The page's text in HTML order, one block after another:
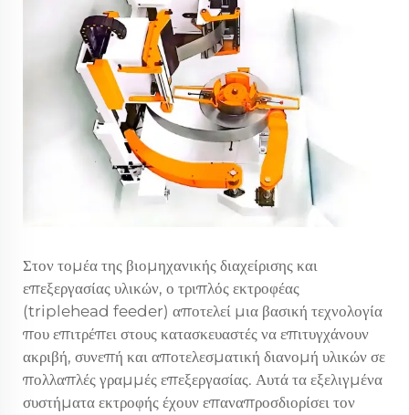
Στον τομέα της βιομηχανικής διαχείρισης και
επεξεργασίας υλικών, ο τριπλός εκτροφέας
(triplehead feeder) αποτελεί μια βασική τεχνολογία
που επιτρέπει στους κατασκευαστές να επιτυγχάνουν
ακριβή, συνεπή και αποτελεσματική διανομή υλικών σε
πολλαπλές γραμμές επεξεργασίας. Αυτά τα εξελιγμένα
συστήματα εκτροφής έχουν επαναπροσδιορίσει τον